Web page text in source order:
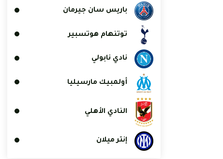
باريس سان جيرمان
توتنهام هوتسبير
نادي نابولي
أولمبيك مارسيليا
النادي الأهلي
إنتر ميلان